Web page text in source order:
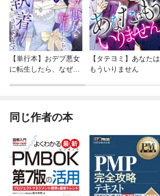
【単行本】おデブ悪女
に転生したら、なぜか
【タテヨミ】あなたは
もういりません
同じ作者の本